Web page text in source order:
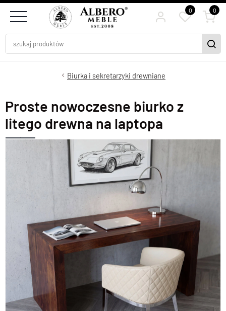
0 0
Biurka i sekretarzyki drewniane
Proste nowoczesne biurko z
litego drewna na laptopa